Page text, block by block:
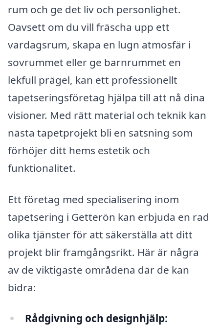
rum och ge det liv och personlighet.
Oavsett om du vill fräscha upp ett
vardagsrum, skapa en lugn atmosfär i
sovrummet eller ge barnrummet en
lekfull prägel, kan ett professionellt
tapetseringsföretag hjälpa till att nå dina
visioner. Med rätt material och teknik kan
nästa tapetprojekt bli en satsning som
förhöjer ditt hems estetik och
funktionalitet.
Ett företag med specialisering inom
tapetsering i Getterön kan erbjuda en rad
olika tjänster för att säkerställa att ditt
projekt blir framgångsrikt. Här är några
av de viktigaste områdena där de kan
bidra:
Rådgivning och designhjälp: